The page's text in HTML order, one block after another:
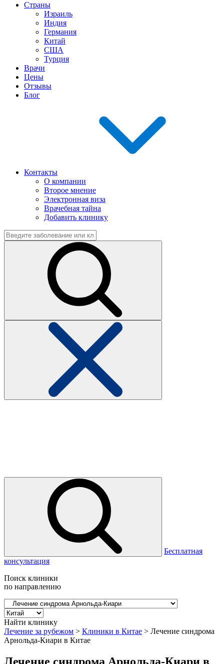
Страны
Израиль
Индия
Германия
Китай
США
Турция
Врачи
Цены
Отзывы
Блог
Контакты
О компании
Второе мнение
Электронная виза
Врачебная тайна
Добавить клинику
Бесплатная
консультация
Поиск клиники
по направлению
Найти клинику
Лечение за рубежом > Клиники в Китае > Лечение синдрома
Арнольда-Киари в Китае